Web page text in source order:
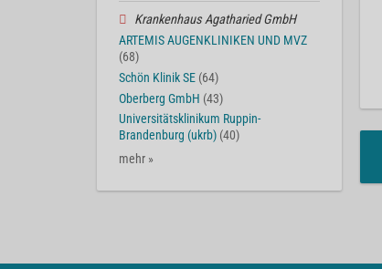
Krankenhaus Agatharied GmbH
ARTEMIS AUGENKLINIKEN UND MVZ
(68)
Schön Klinik SE (64)
Oberberg GmbH (43)
Universitätsklinikum Ruppin-
Brandenburg (ukrb) (40)
mehr »